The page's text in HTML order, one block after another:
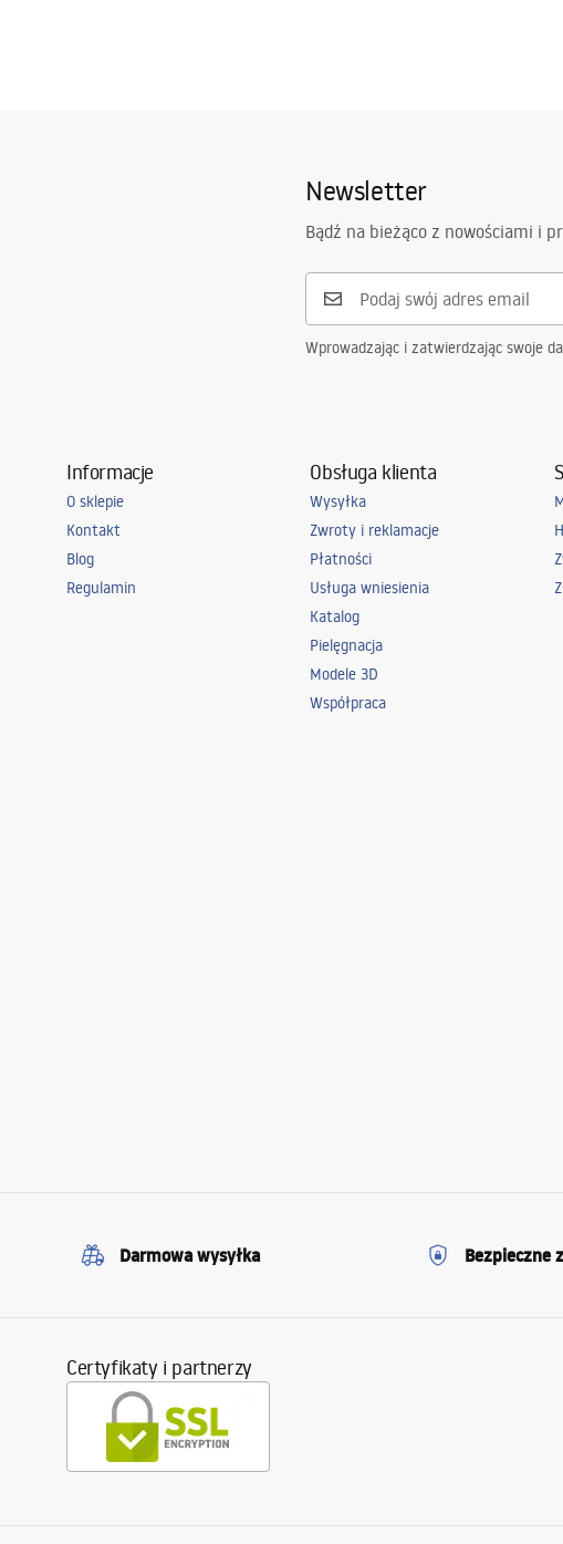
Newsletter
Bądź na bieżąco z nowościami i
Wprowadzając i zatwierdzając swoje
Informacje
O sklepie
Kontakt
Blog
Regulamin
Obsługa klienta
Wysyłka
Zwroty i reklamacje
Płatności
Usługa wniesienia
Katalog
Pielęgnacja
Modele 3D
Współpraca
Darmowa wysyłka Bezpieczne
Certyfikaty i partnerzy